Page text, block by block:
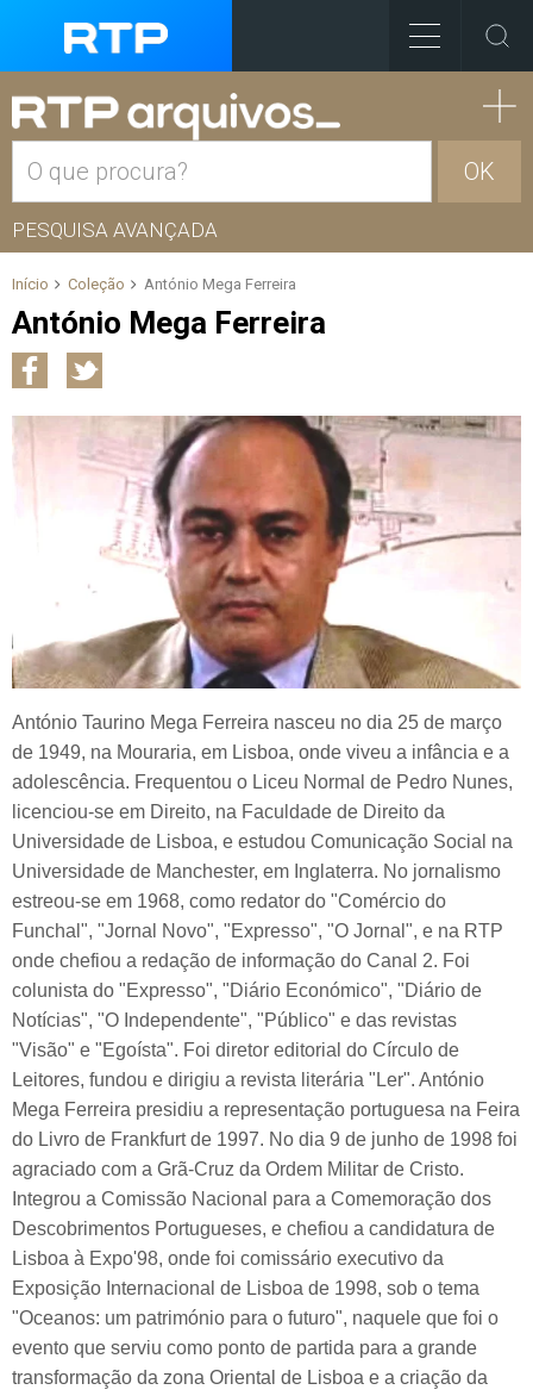
OK
PESQUISA AVANÇADA
Início Coleção António Mega Ferreira
António Mega Ferreira
António Taurino Mega Ferreira nasceu no dia 25 de março
de 1949, na Mouraria, em Lisboa, onde viveu a infância e a
adolescência. Frequentou o Liceu Normal de Pedro Nunes,
licenciou-se em Direito, na Faculdade de Direito da
Universidade de Lisboa, e estudou Comunicação Social na
Universidade de Manchester, em Inglaterra. No jornalismo
estreou-se em 1968, como redator do "Comércio do
Funchal", "Jornal Novo", "Expresso", "O Jornal", e na RTP
onde chefiou a redação de informação do Canal 2. Foi
colunista do "Expresso", "Diário Económico", "Diário de
Notícias", "O Independente", "Público" e das revistas
"Visão" e "Egoísta". Foi diretor editorial do Círculo de
Leitores, fundou e dirigiu a revista literária "Ler". António
Mega Ferreira presidiu a representação portuguesa na Feira
do Livro de Frankfurt de 1997. No dia 9 de junho de 1998 foi
agraciado com a Grã-Cruz da Ordem Militar de Cristo.
Integrou a Comissão Nacional para a Comemoração dos
Descobrimentos Portugueses, e chefiou a candidatura de
Lisboa à Expo'98, onde foi comissário executivo da
Exposição Internacional de Lisboa de 1998, sob o tema
"Oceanos: um património para o futuro", naquele que foi o
evento que serviu como ponto de partida para a grande
transformação da zona Oriental de Lisboa e a criação da